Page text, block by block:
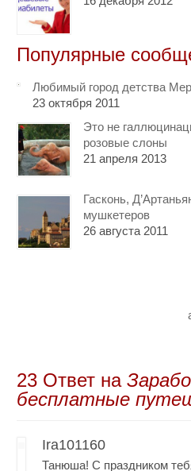
Популярные
Любимый город детства
23 октября 2011
Это не
розовые слоны
21 апреля 2013
Гасконь,
мушкетеров
26 августа 2011
23 Oтвет на
бесплатные
Ira101160
Танюша! С праздником